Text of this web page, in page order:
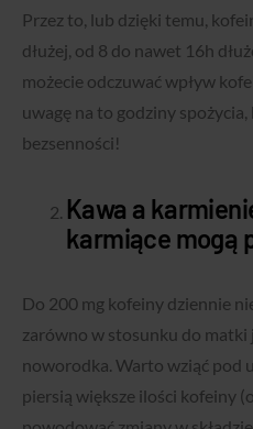
Przez to, lub dzięki temu,
dłużej, od 8 do nawet 16h
możecie odczuwać wpływ
uwagę na to godziny spożycia,
bezsenności!
Kawa a
karmiące mogą
Do 200 mg kofeiny dziennie
zarówno w stosunku do matki
noworodka. Warto wziąć pod
piersią większe ilości kofeiny